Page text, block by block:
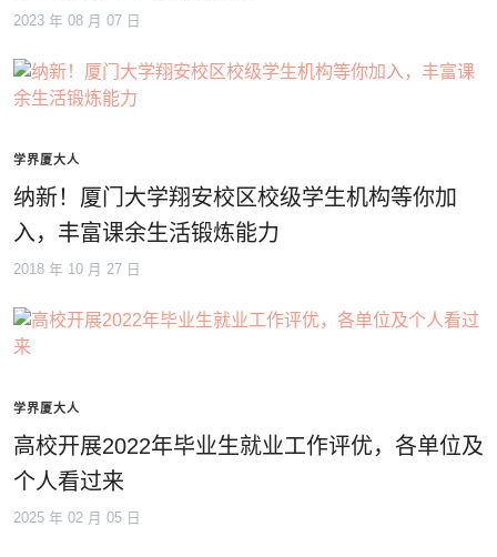
2023 年 08 月 07 日
学界厦大人
纳新！厦门大学翔安校区校级学生机构等你加
入，丰富课余生活锻炼能力
2018 年 10 月 27 日
学界厦大人
高校开展2022年毕业生就业工作评优，各单位及
个人看过来
2025 年 02 月 05 日